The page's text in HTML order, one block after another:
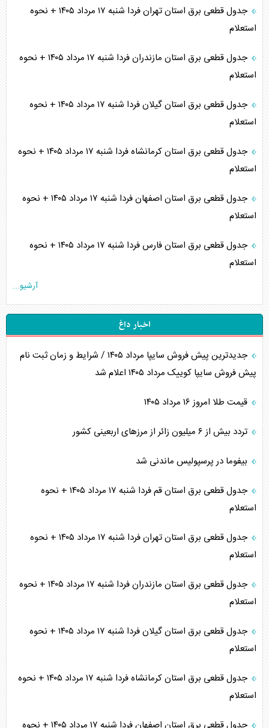
جدول قطعی برق استان تهران فردا شنبه ۱۷ مرداد ۱۴۰۵ + نحوه
استعلام
جدول قطعی برق استان مازندران فردا شنبه ۱۷ مرداد ۱۴۰۵ + نحوه
استعلام
جدول قطعی برق استان گیلان فردا شنبه ۱۷ مرداد ۱۴۰۵ + نحوه
استعلام
جدول قطعی برق استان کرمانشاه فردا شنبه ۱۷ مرداد ۱۴۰۵ + نحوه
استعلام
جدول قطعی برق استان اصفهان فردا شنبه ۱۷ مرداد ۱۴۰۵ + نحوه
استعلام
جدول قطعی برق استان فارس فردا شنبه ۱۷ مرداد ۱۴۰۵ + نحوه
استعلام
آرشیو...
اخبار داغ
جدیدترین پیش فروش سایپا مرداد ۱۴۰۵ / شرایط و زمان ثبت نام
پیش فروش سایپا کوییک مرداد ۱۴۰۵ اعلام شد
قیمت طلا امروز ۱۶ مرداد ۱۴۰۵
تردد بیش از ۶ میلیون زائر از مرزهای اربعینی کشور
بیفوما در پرسپولیس ماندنی شد
جدول قطعی برق استان قم فردا شنبه ۱۷ مرداد ۱۴۰۵ + نحوه
استعلام
جدول قطعی برق استان تهران فردا شنبه ۱۷ مرداد ۱۴۰۵ + نحوه
استعلام
جدول قطعی برق استان مازندران فردا شنبه ۱۷ مرداد ۱۴۰۵ + نحوه
استعلام
جدول قطعی برق استان گیلان فردا شنبه ۱۷ مرداد ۱۴۰۵ + نحوه
استعلام
جدول قطعی برق استان کرمانشاه فردا شنبه ۱۷ مرداد ۱۴۰۵ + نحوه
استعلام